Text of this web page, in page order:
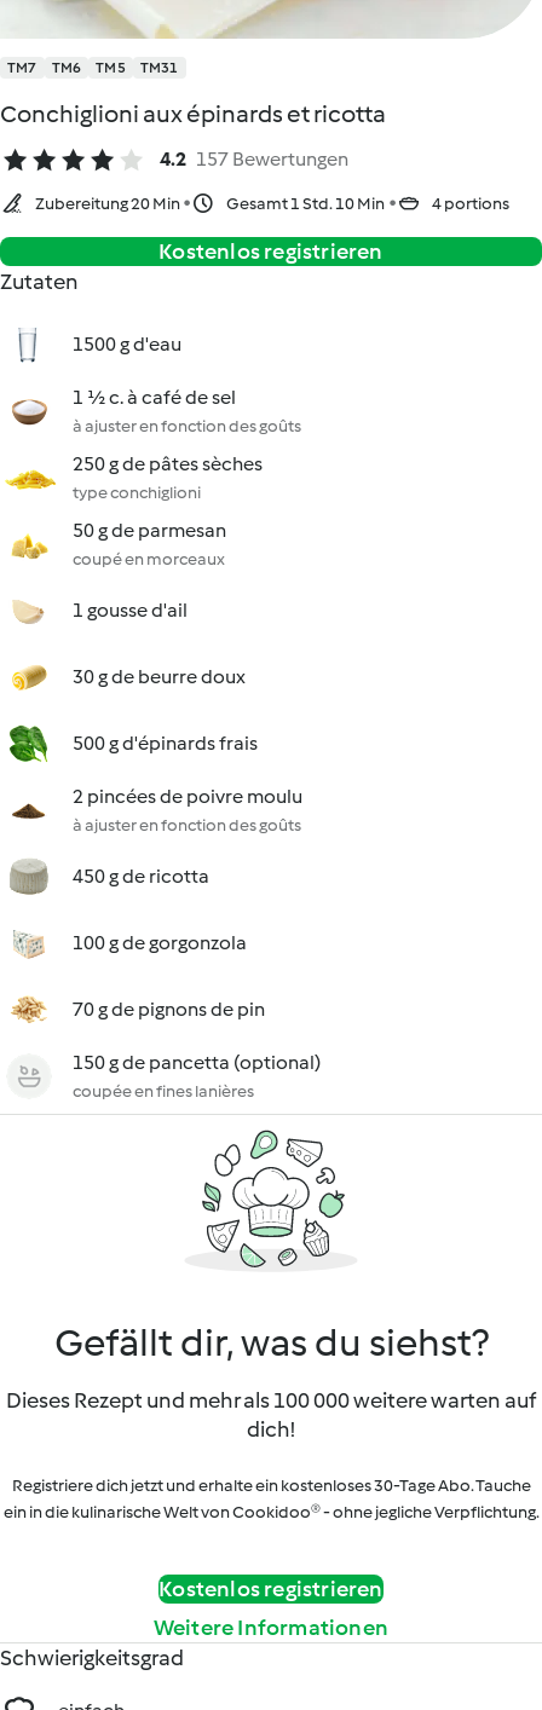
TM7 TM6 TM5 TM31
Conchiglioni aux épinards et ricotta
4.2 157 Bewertungen
Zubereitung 20 Min Gesamt 1 Std. 10 Min 4 portions
Kostenlos registrieren
Zutaten
1500 g d'eau
1 ½ c. à café de sel
à ajuster en fonction des goûts
250 g de pâtes sèches
type conchiglioni
50 g de parmesan
coupé en morceaux
1 gousse d'ail
30 g de beurre doux
500 g d'épinards frais
2 pincées de poivre moulu
à ajuster en fonction des goûts
450 g de ricotta
100 g de gorgonzola
70 g de pignons de pin
150 g de pancetta (optional)
coupée en fines lanières
Gefällt dir, was du siehst?
Dieses Rezept und mehr als 100 000 weitere warten auf
dich!
Registriere dich jetzt und erhalte ein kostenloses 30-Tage Abo. Tauche
ein in die kulinarische Welt von Cookidoo® - ohne jegliche Verpflichtung.
Kostenlos registrieren
Weitere Informationen
Schwierigkeitsgrad